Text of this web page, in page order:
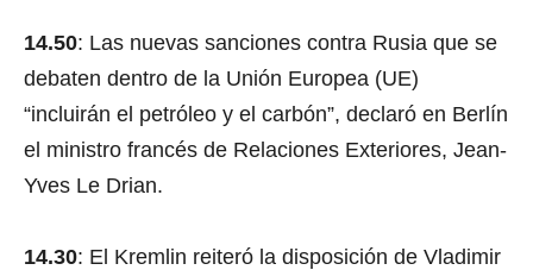
14.50: Las nuevas sanciones contra Rusia que se
debaten dentro de la Unión Europea (UE)
“incluirán el petróleo y el carbón”, declaró en Berlín
el ministro francés de Relaciones Exteriores, Jean-
Yves Le Drian.
14.30: El Kremlin reiteró la disposición de Vladimir